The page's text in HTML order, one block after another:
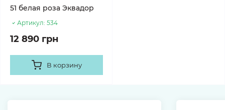
51 белая роза Эквадор
Артикул: 534
12 890 грн
В корзину